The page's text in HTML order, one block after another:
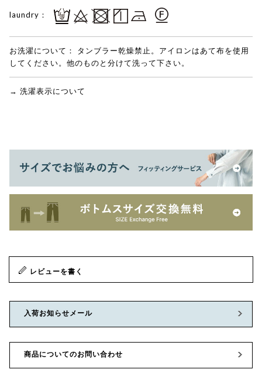
laundry：
お洗濯について：
タンブラー乾燥禁止。アイロンはあて布を使用
してください。他のものと分けて洗って下さい。
→ 洗濯表示について
レビューを書く
入荷お知らせメール
商品についてのお問い合わせ